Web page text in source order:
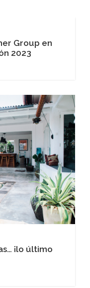
Group en
2023
¡lo último